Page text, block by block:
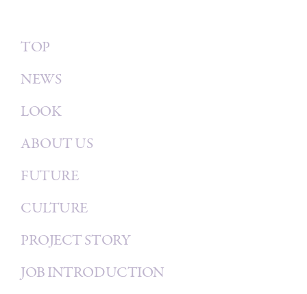
TOP
NEWS
LOOK
ABOUT US
FUTURE
CULTURE
PROJECT STORY
JOB INTRODUCTION